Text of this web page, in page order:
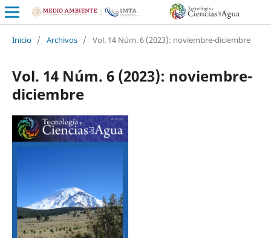
Inicio / Archivos / Vol. 14 Núm. 6 (2023): noviembre-diciembre
Vol. 14 Núm. 6 (2023): noviembre-
diciembre